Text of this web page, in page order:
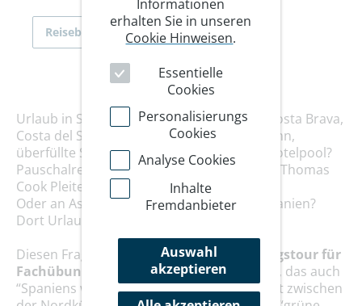
Reiseberichte
Urlaub in Spanien, woran denkt man? An Costa Brava,
Costa del Sol, Teneriffa, Mallorca, Ballermann,
überfüllte Strände, Kampf um Liegen am Hotelpool?
Pauschalreisen und aktuell vielleicht an die Thomas
Cook Pleite?
Oder an Asturien? Wo liegt das? Auch in Spanien?
Dort Urlaub machen, warum? ?
Diesen Fragen widmete sich dieErkundungstour für
Fachübungsleiter des DAV nach Asturien , das auch
“Spaniens wilder Norden“ heißt. Das Gebiet zwischen
Informationen
erhalten Sie in unseren
Cookie Hinweisen.
Essentielle
Cookies
Personalisierungs
Cookies
Analyse Cookies
Inhalte
Fremdanbieter
Auswahl
akzeptieren